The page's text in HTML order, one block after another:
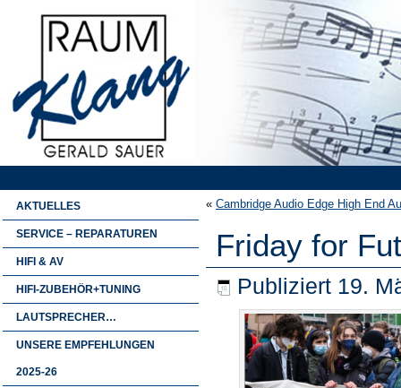
AKTUELLES
SERVICE – REPARATUREN
HIFI & AV
HIFI-ZUBEHÖR+TUNING
LAUTSPRECHER…
UNSERE EMPFEHLUNGEN
2025-26
« Cambridge Audio Edge High End
Friday for
Publiziert 19.